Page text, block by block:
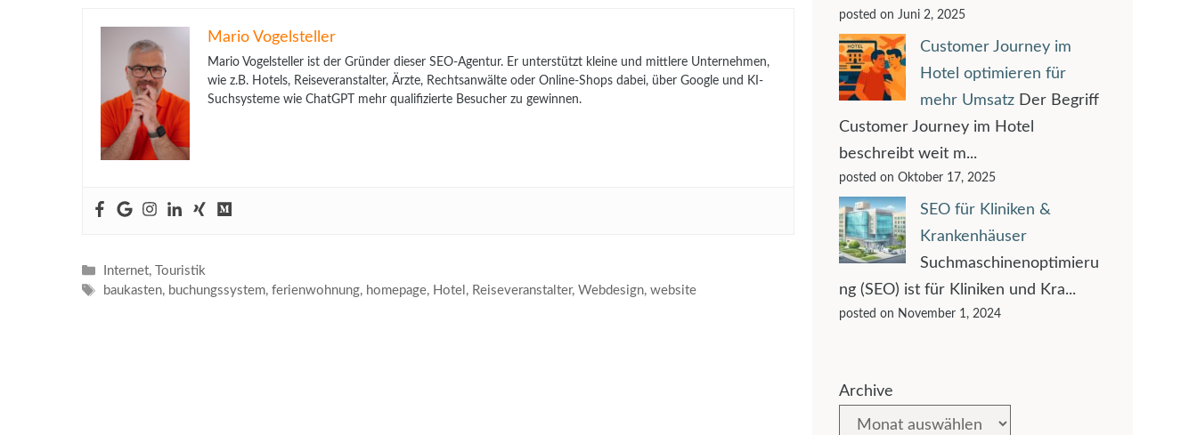
Mario Vogelsteller
Mario Vogelsteller ist der Gründer dieser SEO-Agentur. Er unterstützt kleine und mittlere Unternehmen,
wie z.B. Hotels, Reiseveranstalter, Ärzte, Rechtsanwälte oder Online-Shops dabei, über Google und KI-
Suchsysteme wie ChatGPT mehr qualifizierte Besucher zu gewinnen.
Kategorien
Internet,
Touristik
Schlagwörter
baukasten, buchungssystem,ferienwohnung, homepage, Hotel , Reiseveranstalter,Webdesign,website
posted on Juni 2, 2025
Customer Journey im
Hotel optimieren für
mehr Umsatz Der Begriff
Customer Journey im Hotel
beschreibt weit m...
posted on Oktober 17, 2025
SEO für Kliniken &
Krankenhäuser
Suchmaschinenoptimieru
ng (SEO) ist für Kliniken und Kra...
posted on November 1, 2024
Archive